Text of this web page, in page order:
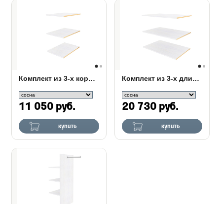
Комплект из 3-х коротких полок для шкафа Olivia
11 050 руб.
купить
Комплект из 3-х длинных полок для шкафа Olivia
20 730 руб.
купить